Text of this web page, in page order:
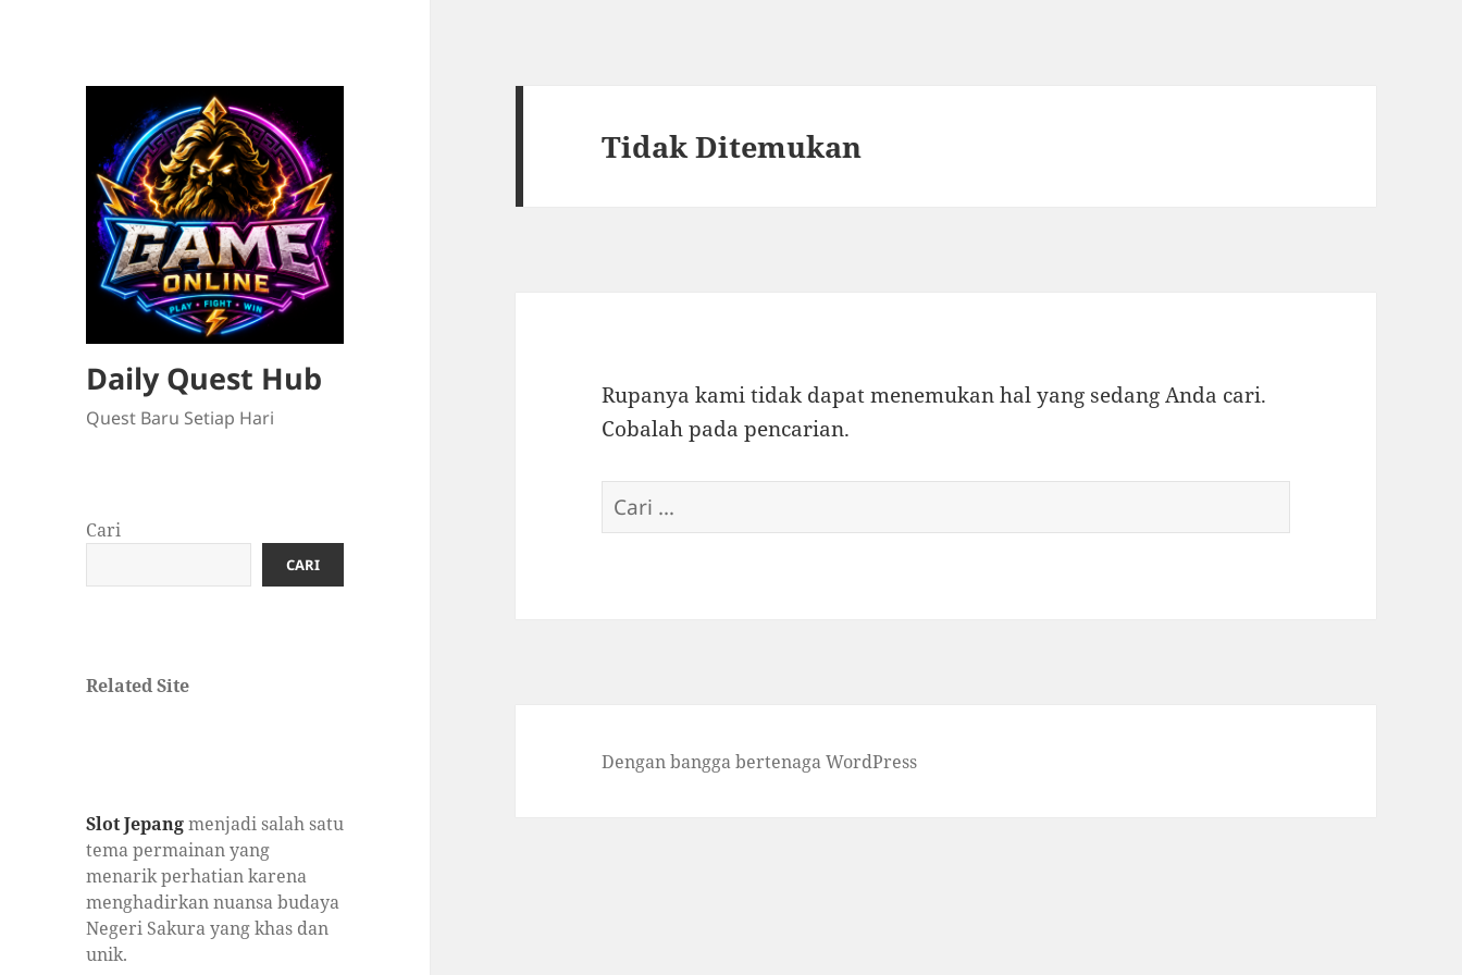
Daily Quest Hub
Quest Baru Setiap Hari
Cari
CARI
Related Site
Slot Jepangmenjadi salah satu
tema permainan yang
menarik perhatian karena
menghadirkan nuansa budaya
Negeri Sakura yang khas dan
unik.
Tidak Ditemukan
Rupanya kami tidak dapat menemukan hal yang sedang Anda cari.
Cobalah pada pencarian.
Cari
untuk:
Dengan bangga bertenaga WordPress